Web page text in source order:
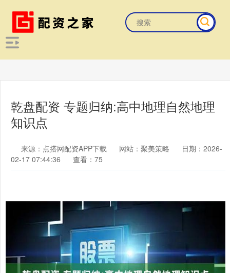
乾盘配资 专题归纳:高中地理自然地理
知识点
来源：点搭网配资APP下载 网站：聚美策略
日期：2026-
02-17 07:44:36
查看：75